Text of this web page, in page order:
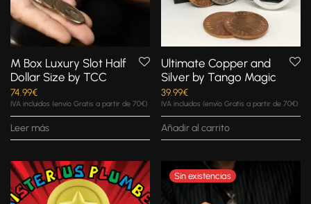
M Box Luxury Slot Half
Dollar Size by TCC
74.99€
IVA incluidos (envío Gratis a partir de 70€)
Leer más
Ultimate Copper and
Silver by Tango Magic
39.99€
IVA incluidos (envío Gratis a partir de 70€)
Añadir al carrito